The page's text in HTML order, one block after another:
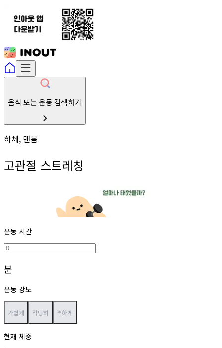
음식 또는 운동 검색하기
하체, 맨몸
고관절 스트레칭
운동 시간
분
운동 강도
가볍게 적당히 격하게
현재 체중